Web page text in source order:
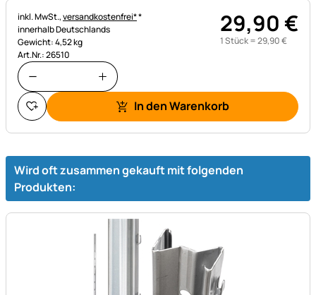
Steuerhinweis:
inkl. MwSt.,versandkostenfrei**
innerhalb Deutschlands
Gewicht: 4,52 kg
Art.Nr.: 26510
29,90€
1 Stück =29,90€
In den Warenkorb
Wird oft zusammen gekauft mit folgenden
Produkten: